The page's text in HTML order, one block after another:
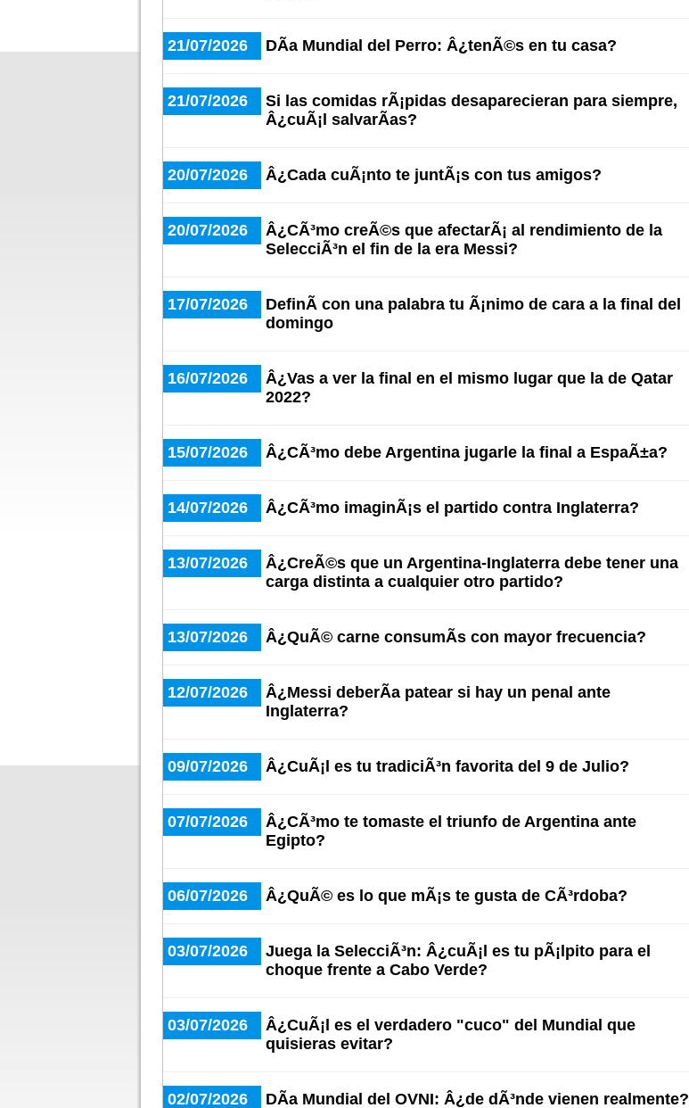
21/07/2026 DÃ­a Mundial del Perro: Â¿tenÃ©s en tu casa?
21/07/2026
Si las comidas rÃ¡pidas desaparecieran para siempre,
Â¿cuÃ¡l salvarÃ­as?
20/07/2026 Â¿Cada cuÃ¡nto te juntÃ¡s con tus amigos?
20/07/2026
Â¿CÃ³mo creÃ©s que afectarÃ¡ al rendimiento de la
SelecciÃ³n el fin de la era Messi?
17/07/2026
DefinÃ­ con una palabra tu Ã¡nimo de cara a la final del
domingo
16/07/2026
Â¿Vas a ver la final en el mismo lugar que la de Qatar
2022?
15/07/2026 Â¿CÃ³mo debe Argentina jugarle la final a EspaÃ±a?
14/07/2026 Â¿CÃ³mo imaginÃ¡s el partido contra Inglaterra?
13/07/2026
Â¿CreÃ©s que un Argentina-Inglaterra debe tener una
carga distinta a cualquier otro partido?
13/07/2026 Â¿QuÃ© carne consumÃ­s con mayor frecuencia?
12/07/2026
Â¿Messi deberÃ­a patear si hay un penal ante
Inglaterra?
09/07/2026 Â¿CuÃ¡l es tu tradiciÃ³n favorita del 9 de Julio?
07/07/2026
Â¿CÃ³mo te tomaste el triunfo de Argentina ante
Egipto?
06/07/2026 Â¿QuÃ© es lo que mÃ¡s te gusta de CÃ³rdoba?
03/07/2026
Juega la SelecciÃ³n: Â¿cuÃ¡l es tu pÃ¡lpito para el
choque frente a Cabo Verde?
03/07/2026
Â¿CuÃ¡l es el verdadero "cuco" del Mundial que
quisieras evitar?
02/07/2026 DÃ­a Mundial del OVNI: Â¿de dÃ³nde vienen realmente?